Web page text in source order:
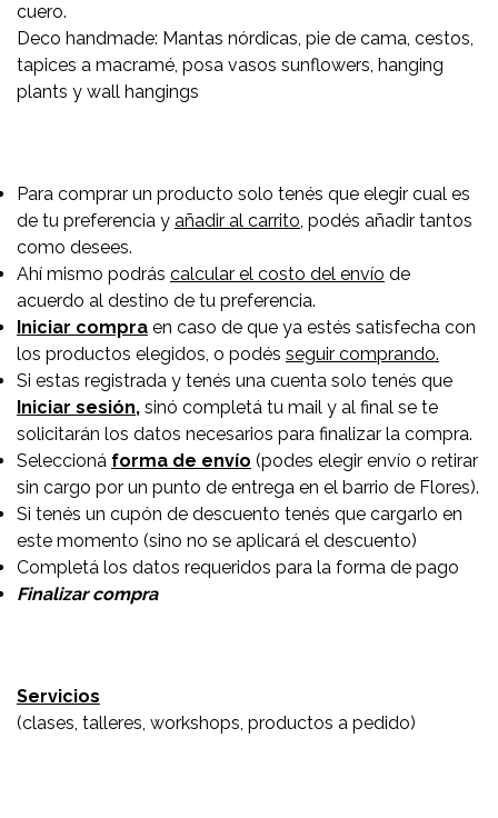
cuero.
Deco handmade: Mantas nórdicas, pie de cama, cestos,
tapices a macramé, posa vasos sunflowers, hanging
plants y wall hangings
Para comprar un producto solo tenés que elegir cual es
de tu preferencia y añadir al carrito, podés añadir tantos
como desees.
Ahí mismo podrás calcular el costo del envío de
acuerdo al destino de tu preferencia.
Iniciar compra en caso de que ya estés satisfecha con
los productos elegidos, o podés seguir comprando.
Si estas registrada y tenés una cuenta solo tenés que
Iniciar sesión, sinó completá tu mail y al final se te
solicitarán los datos necesarios para finalizar la compra.
Seleccioná forma de envío (podes elegir envío o retirar
sin cargo por un punto de entrega en el barrio de Flores).
Si tenés un cupón de descuento tenés que cargarlo en
este momento (sino no se aplicará el descuento)
Completá los datos requeridos para la forma de pago
Finalizar compra
Servicios
(clases, talleres, workshops, productos a pedido)